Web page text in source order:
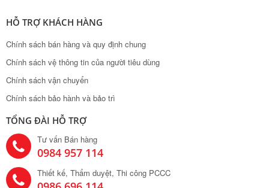
HỖ TRỢ KHÁCH HÀNG
Chính sách bán hàng và quy định chung
Chính sách vệ thông tin của người tiêu dùng
Chính sách vận chuyển
Chính sách bảo hành và bảo trì
TỔNG ĐÀI HỖ TRỢ
Tư vấn Bán hàng
0984 957 114
Thiết kế, Thẩm duyệt, Thi công PCCC